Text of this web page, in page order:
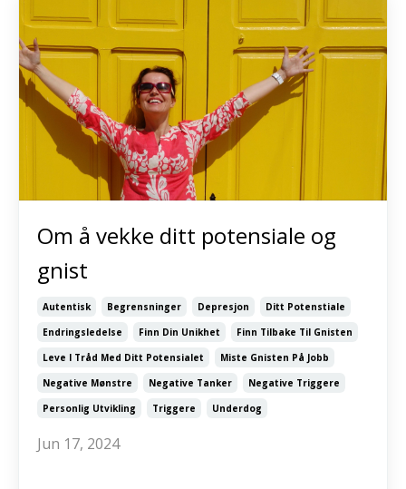
Om å vekke ditt potensiale og
gnist
Autentisk Begrensninger Depresjon
Ditt Potenstiale
Endringsledelse
Finn Din Unikhet
Finn Tilbake Til Gnisten
Leve I Tråd Med Ditt Potensialet
Miste Gnisten På Jobb
Negative Mønstre
Negative Tanker
Negative Triggere
Personlig Utvikling
Triggere Underdog
Jun 17, 2024